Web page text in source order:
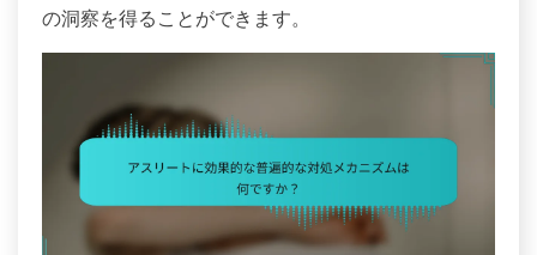
の洞察を得ることができます。